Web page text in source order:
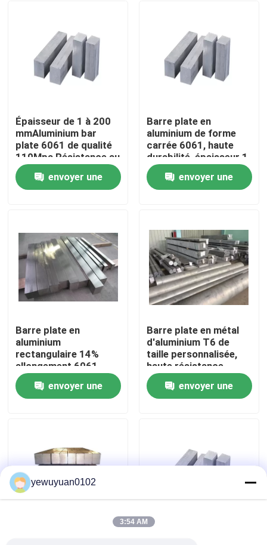
Produits
Au sujet de nous
Visite d'usine
Contactez-nous
Nouvelles
Épaisseur de 1 à 200
mmAluminium bar
plate 6061 de qualité
110Mpa Résistance au
rendement
envoyer une
Barre plate en
aluminium de forme
carrée 6061, haute
durabilité, épaisseur 1
- 200MM
envoyer une
Barre plate en
aluminium
rectangulaire 14%
allongement 6061
Grade pour la
construction
d'aéronefs
envoyer une
Barre plate en métal
d'aluminium T6 de
taille personnalisée,
haute résistance
6061, 0,15 % de titane
envoyer une
yewuyuan0102
3:54 AM